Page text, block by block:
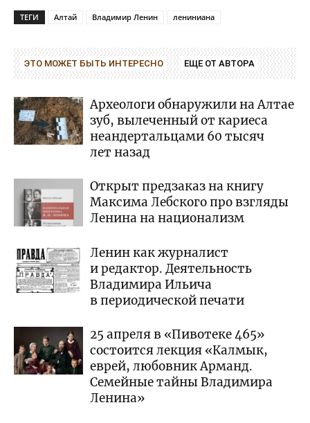
ТЕГИ Алтай Владимир Ленин лениниана
ЭТО МОЖЕТ БЫТЬ ИНТЕРЕСНО ЕЩЕ ОТ АВТОРА
Археологи обнаружили на Алтае
зуб, вылеченный от кариеса
неандертальцами 60 тысяч
лет назад
Открыт предзаказ на книгу
Максима Лебского про взгляды
Ленина на национализм
Ленин как журналист
и редактор. Деятельность
Владимира Ильича
в периодической печати
25 апреля в «Пивотеке 465»
состоится лекция «Калмык,
еврей, любовник Арманд.
Семейные тайны Владимира
Ленина»